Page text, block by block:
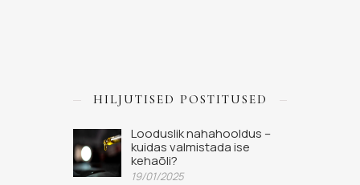
HILJUTISED POSTITUSED
Looduslik nahahooldus –
kuidas valmistada ise
kehaõli?
19/01/2025